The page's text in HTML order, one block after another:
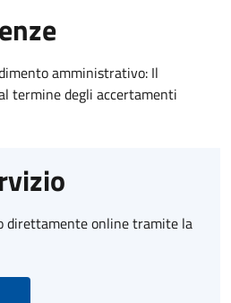
amministrativo: Il
termine degli accertamenti
direttamente online tramite la